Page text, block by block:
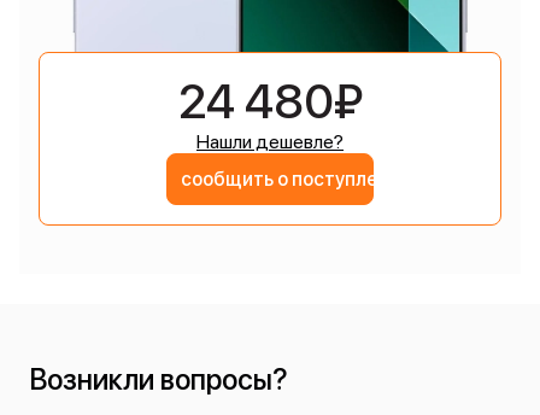
24 480₽
Нашли дешевле?
сообщить о поступлении
Возникли вопросы?